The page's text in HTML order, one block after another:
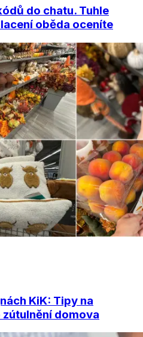
do chatu. Tuhle
oběda oceníte
KiK: Tipy na
domova